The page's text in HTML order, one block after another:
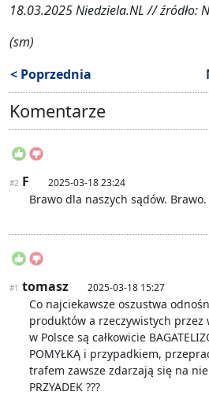
18.03.2025 Niedziela.NL // źródło:
(sm)
< Poprzednia
Komentarze
#2 F 2025-03-18 23:24
Brawo dla naszych sądów. Brawo.
#1 tomasz 2025-03-18 15:27
Co najciekawsze oszustwa
produktów a rzeczywistych
w Polsce są całkowicie
POMYŁKĄ i przypadkiem,
trafem zawsze zdarzają się na
PRZYADEK ???